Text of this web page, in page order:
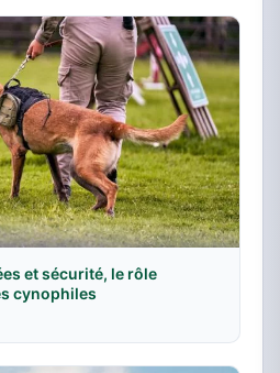
et sécurité, le rôle
cynophiles